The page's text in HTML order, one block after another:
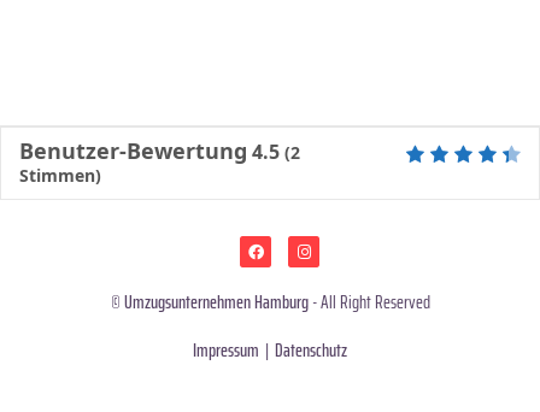
Benutzer-Bewertung 4.5 (2
Stimmen)
©Umzugsunternehmen Hamburg- All Right Reserved
Impressum | Datenschutz